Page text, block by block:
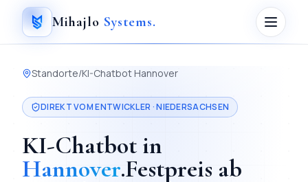
Mihajlo Systems.
Standorte/KI-ChatbotHannover
DIREKT VOM ENTWICKLER ·NIEDERSACHSEN
KI-Chatbot in
Hannover.Festpreis ab